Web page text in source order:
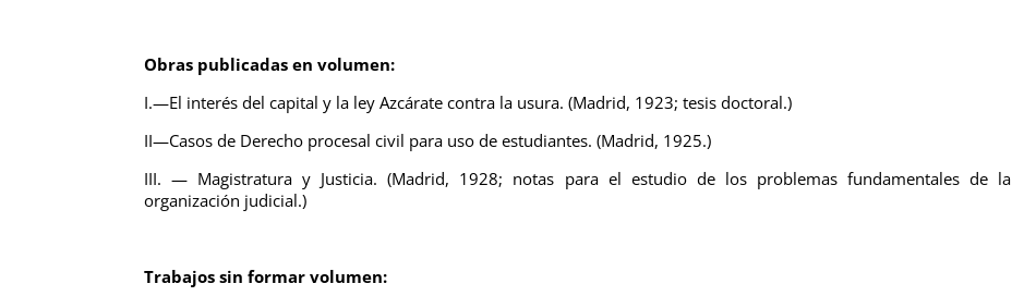
Obras publicadas en volumen:
I.—El interés del capital y la ley Azcárate contra la usura. (Madrid, 1923; tesis doctoral.)
II—Casos de Derecho procesal civil para uso de estudiantes. (Madrid, 1925.)
III. — Magistratura y Justicia. (Madrid, 1928; notas para el estudio de los problemas fundamentales de la
organización judicial.)
Trabajos sin formar volumen: